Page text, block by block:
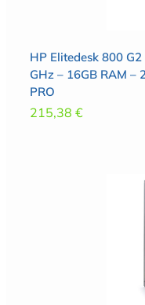
HP Elitedesk 800
GHz – 16GB RAM –
PRO
215,38 €